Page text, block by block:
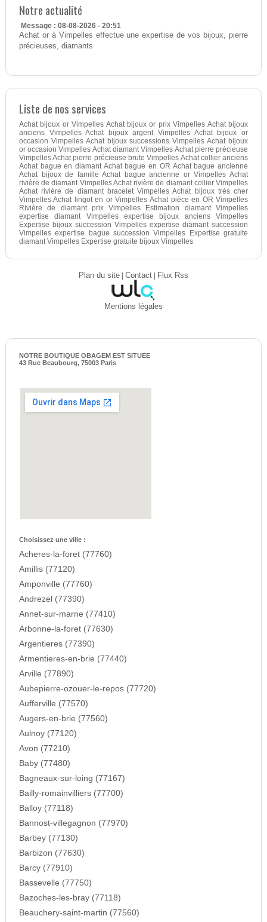
Notre actualité
Message : 08-08-2026 - 20:51
Achat or à Vimpelles effectue une expertise de vos bijoux, pierre
précieuses, diamants
Liste de nos services
Achat bijoux or Vimpelles Achat bijoux or prix Vimpelles Achat bijoux
anciens Vimpelles Achat bijoux argent Vimpelles Achat bijoux or
occasion Vimpelles Achat bijoux successions Vimpelles Achat bijoux
or occasion Vimpelles Achat diamant Vimpelles Achat pierre précieuse
Vimpelles Achat pierre précieuse brute Vimpelles Achat collier anciens
Achat bague en diamant Achat bague en OR Achat bague ancienne
Achat bijoux de famille Achat bague ancienne or Vimpelles Achat
rivière de diamant Vimpelles Achat rivière de diamant collier Vimpelles
Achat rivière de diamant bracelet Vimpelles Achat bijoux très cher
Vimpelles Achat lingot en or Vimpelles Achat pièce en OR Vimpelles
Rivière de diamant prix Vimpelles Estimation diamant Vimpelles
expertise diamant Vimpelles expertise bijoux anciens Vimpelles
Expertise bijoux succession Vimpelles expertise diamant succession
Vimpelles expertise bague succession Vimpelles Expertise gratuite
diamant Vimpelles Expertise gratuite bijoux Vimpelles
Plan du site| Contact| Flux Rss
Mentions légales
NOTRE BOUTIQUE OBAGEM EST SITUEE
43 Rue Beaubourg, 75003 Paris
Choisissez une ville :
Acheres-la-foret (77760)
Amillis (77120)
Amponville (77760)
Andrezel (77390)
Annet-sur-marne (77410)
Arbonne-la-foret (77630)
Argentieres (77390)
Armentieres-en-brie (77440)
Arville (77890)
Aubepierre-ozouer-le-repos (77720)
Aufferville (77570)
Augers-en-brie (77560)
Aulnoy (77120)
Avon (77210)
Baby (77480)
Bagneaux-sur-loing (77167)
Bailly-romainvilliers (77700)
Balloy (77118)
Bannost-villegagnon (77970)
Barbey (77130)
Barbizon (77630)
Barcy (77910)
Bassevelle (77750)
Bazoches-les-bray (77118)
Beauchery-saint-martin (77560)